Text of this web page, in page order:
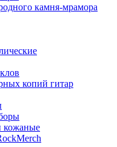
камня-мрамора
копий гитар
кожаные